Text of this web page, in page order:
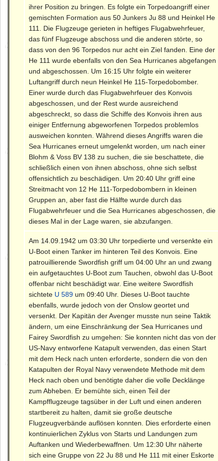
ihrer Position zu bringen. Es folgte ein Torpedoangriff einer
gemischten Formation aus 50 Junkers Ju 88 und Heinkel He
111. Die Flugzeuge gerieten in heftiges Flugabwehrfeuer,
das fünf Flugzeuge abschoss und die anderen störte, so
dass von den 96 Torpedos nur acht ein Ziel fanden. Eine der
He 111 wurde ebenfalls von den Sea Hurricanes abgefangen
und abgeschossen. Um 16:15 Uhr folgte ein weiterer
Luftangriff durch neun Heinkel He 115-Torpedobomber.
Einer wurde durch das Flugabwehrfeuer des Konvois
abgeschossen, und der Rest wurde ausreichend
abgeschreckt, so dass die Schiffe des Konvois ihren aus
einiger Entfernung abgeworfenen Torpedos problemlos
ausweichen konnten. Während dieses Angriffs waren die
Sea Hurricanes erneut umgelenkt worden, um nach einer
Blohm & Voss BV 138 zu suchen, die sie beschattete, die
schließlich einen von ihnen abschoss, ohne sich selbst
offensichtlich zu beschädigen. Um 20:40 Uhr griff eine
Streitmacht von 12 He 111-Torpedobombern in kleinen
Gruppen an, aber fast die Hälfte wurde durch das
Flugabwehrfeuer und die Sea Hurricanes abgeschossen, die
dieses Mal in der Lage waren, sie abzufangen.
Am 14.09.1942 um 03:30 Uhr torpedierte und versenkte ein
U-Boot einen Tanker im hinteren Teil des Konvois. Eine
patrouillierende Swordfish griff um 04:00 Uhr an und zwang
ein aufgetauchtes U-Boot zum Tauchen, obwohl das U-Boot
offenbar nicht beschädigt war. Eine weitere Swordfish
sichtete U 589 um 09:40 Uhr. Dieses U-Boot tauchte
ebenfalls, wurde jedoch von der Onslow geortet und
versenkt. Der Kapitän der Avenger musste nun seine Taktik
ändern, um eine Einschränkung der Sea Hurricanes und
Fairey Swordfish zu umgehen: Sie konnten nicht das von der
US-Navy entworfene Katapult verwenden, das einen Start
mit dem Heck nach unten erforderte, sondern die von den
Katapulten der Royal Navy verwendete Methode mit dem
Heck nach oben und benötigte daher die volle Decklänge
zum Abheben. Er bemühte sich, einen Teil der
Kampfflugzeuge tagsüber in der Luft und einen anderen
startbereit zu halten, damit sie große deutsche
Flugzeugverbände auflösen konnten. Dies erforderte einen
kontinuierlichen Zyklus von Starts und Landungen zum
Auftanken und Wiederbewaffnen. Um 12:30 Uhr näherte
sich eine Gruppe von 22 Ju 88 und He 111 mit einer Eskorte